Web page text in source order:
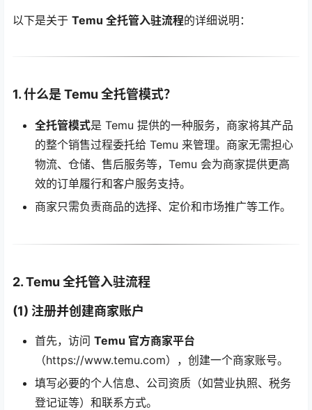
以下是关于 Temu 全托管入驻流程的详细说明：
1. 什么是 Temu 全托管模式？
全托管模式是 Temu 提供的一种服务，商家将其产品
的整个销售过程委托给 Temu 来管理。商家无需担心
物流、仓储、售后服务等，Temu 会为商家提供更高
效的订单履行和客户服务支持。
商家只需负责商品的选择、定价和市场推广等工作。
2. Temu 全托管入驻流程
(1) 注册并创建商家账户
首先，访问 Temu 官方商家平台
（https://www.temu.com），创建一个商家账号。
填写必要的个人信息、公司资质（如营业执照、税务
登记证等）和联系方式。